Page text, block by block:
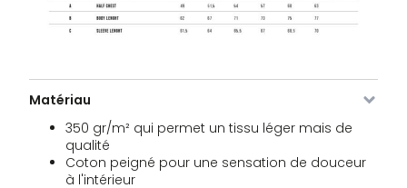
Matériau
350 gr/m² qui permet un tissu léger mais de
qualité
Coton peigné pour une sensation de douceur
à l'intérieur
VDLSM-
690-
Brut XS 3 stocks €
VDLSM-
690-
Brut S 24 stock 79,95
VDLSM-
690-
Brut M 45 stock €